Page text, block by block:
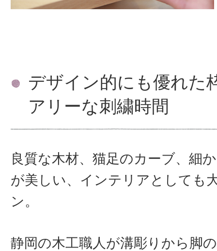
デザイン的にも優れた
アリーな刺繍時間
良質な木材、猫足のカーブ、細
が美しい、インテリアとしても
ン。
静岡の木工職人が溝彫りから脚